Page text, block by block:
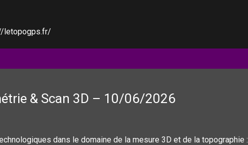
letopogps.fr/
& Scan 3D – 10/06/2026
dans le domaine de la mesure 3D et de la topographie :